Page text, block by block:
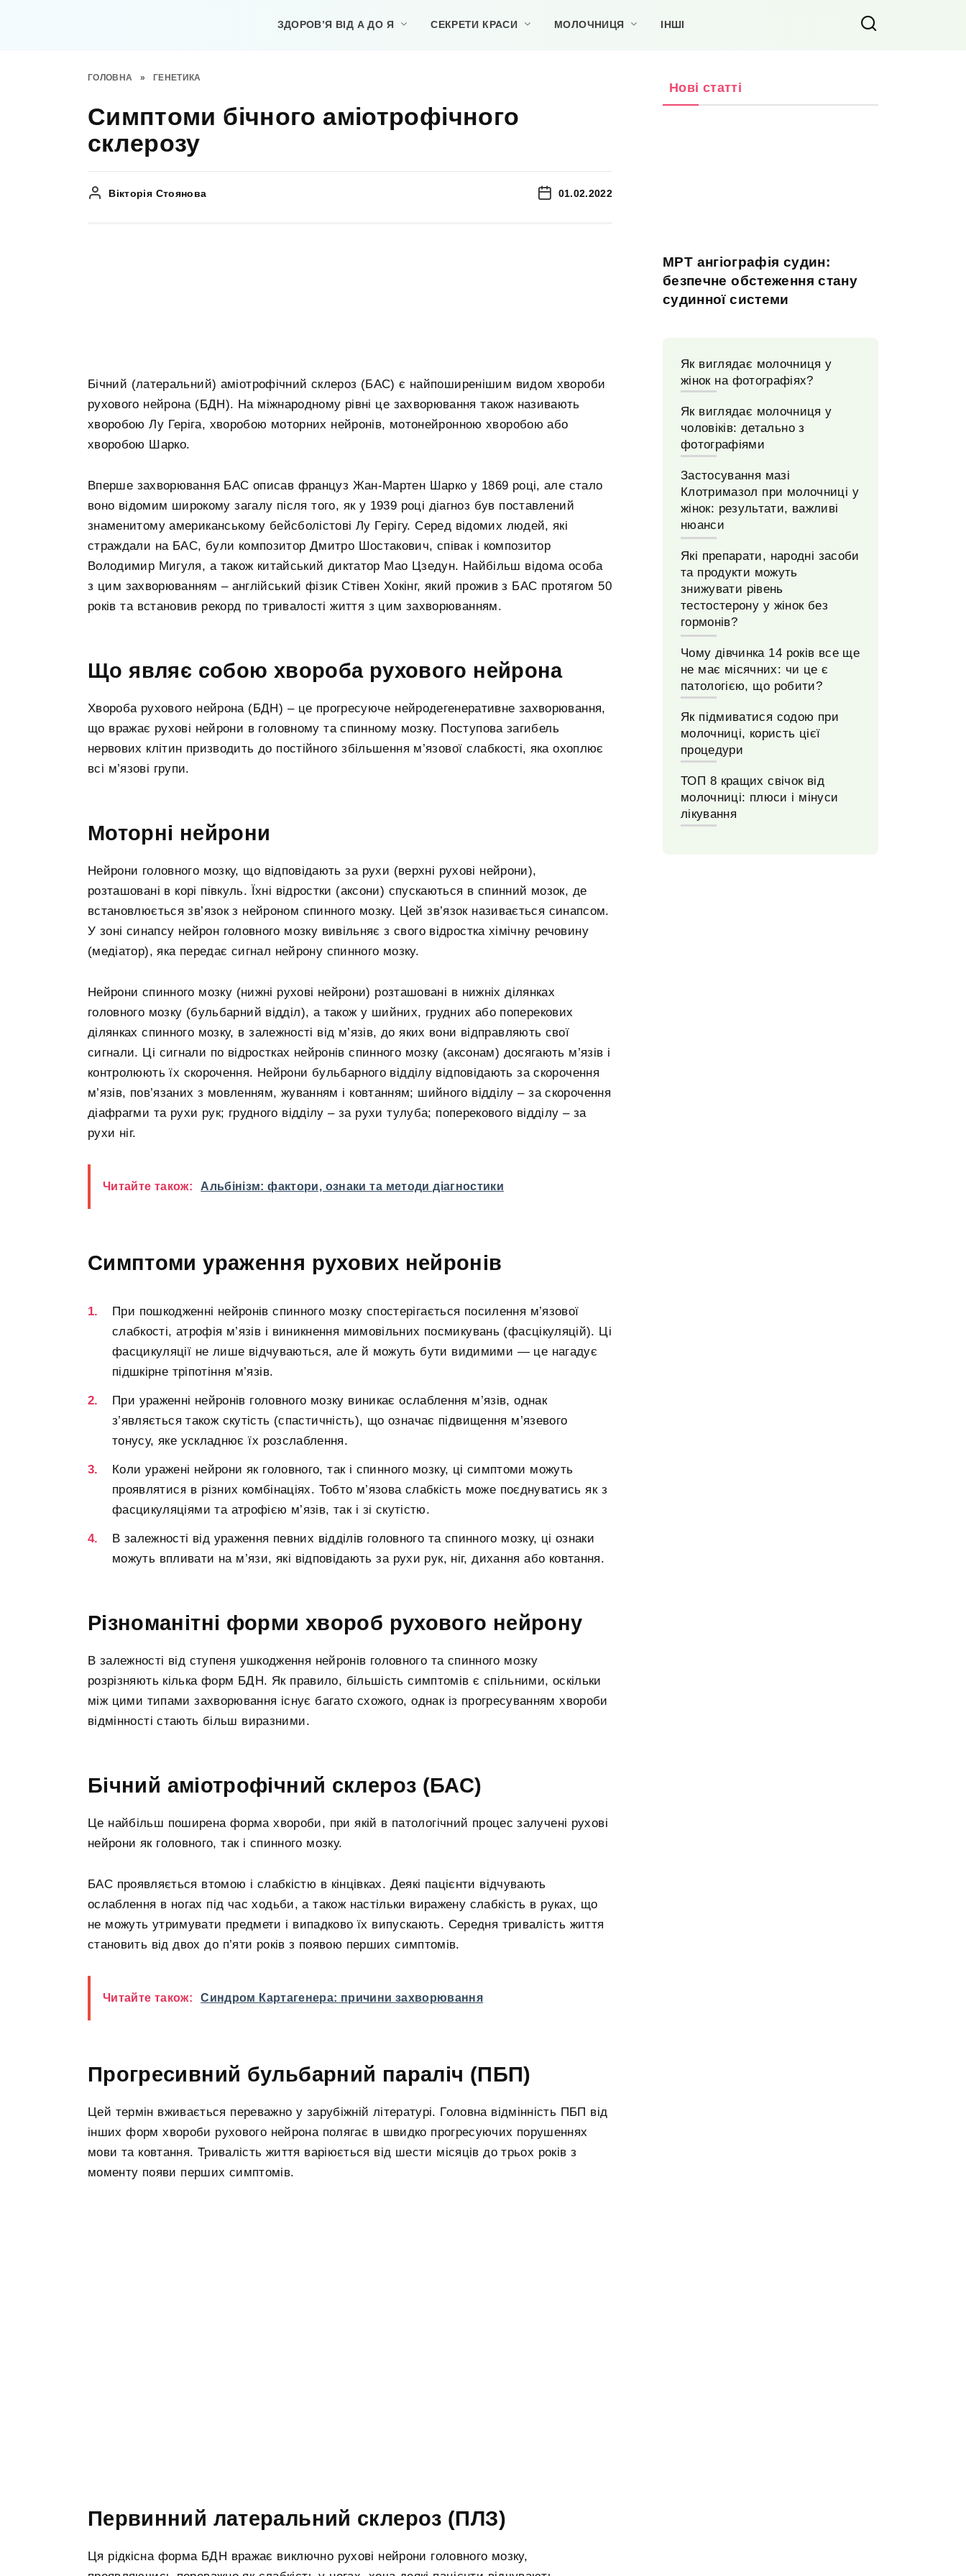
ЗДОРОВ’Я ВІД А ДО Я СЕКРЕТИ КРАСИ МОЛОЧНИЦЯ ІНШІ
ГОЛОВНА » ГЕНЕТИКА
Симптоми бічного аміотрофічного
склерозу
Вікторія Стоянова 01.02.2022
Бічний (латеральний) аміотрофічний склероз (БАС) є найпоширенішим видом хвороби
рухового нейрона (БДН). На міжнародному рівні це захворювання також називають
хворобою Лу Геріга, хворобою моторних нейронів, мотонейронною хворобою або
хворобою Шарко.
Вперше захворювання БАС описав француз Жан-Мартен Шарко у 1869 році, але стало
воно відомим широкому загалу після того, як у 1939 році діагноз був поставлений
знаменитому американському бейсболістові Лу Герігу. Серед відомих людей, які
страждали на БАС, були композитор Дмитро Шостакович, співак і композитор
Володимир Мигуля, а також китайський диктатор Мао Цзедун. Найбільш відома особа
з цим захворюванням – англійський фізик Стівен Хокінг, який прожив з БАС протягом 50
років та встановив рекорд по тривалості життя з цим захворюванням.
Що являє собою хвороба рухового нейрона
Хвороба рухового нейрона (БДН) – це прогресуюче нейродегенеративне захворювання,
що вражає рухові нейрони в головному та спинному мозку. Поступова загибель
нервових клітин призводить до постійного збільшення м’язової слабкості, яка охоплює
всі м’язові групи.
Моторні нейрони
Нейрони головного мозку, що відповідають за рухи (верхні рухові нейрони),
розташовані в корі півкуль. Їхні відростки (аксони) спускаються в спинний мозок, де
встановлюється зв’язок з нейроном спинного мозку. Цей зв’язок називається синапсом.
У зоні синапсу нейрон головного мозку вивільняє з свого відростка хімічну речовину
(медіатор), яка передає сигнал нейрону спинного мозку.
Нейрони спинного мозку (нижні рухові нейрони) розташовані в нижніх ділянках
головного мозку (бульбарний відділ), а також у шийних, грудних або поперекових
ділянках спинного мозку, в залежності від м’язів, до яких вони відправляють свої
сигнали. Ці сигнали по відростках нейронів спинного мозку (аксонам) досягають м’язів і
контролюють їх скорочення. Нейрони бульбарного відділу відповідають за скорочення
м’язів, пов’язаних з мовленням, жуванням і ковтанням; шийного відділу – за скорочення
діафрагми та рухи рук; грудного відділу – за рухи тулуба; поперекового відділу – за
рухи ніг.
Читайте також: Альбінізм: фактори, ознаки та методи діагностики
Симптоми ураження рухових нейронів
При пошкодженні нейронів спинного мозку спостерігається посилення м’язової
слабкості, атрофія м’язів і виникнення мимовільних посмикувань (фасцікуляцій). Ці
фасцикуляції не лише відчуваються, але й можуть бути видимими — це нагадує
підшкірне тріпотіння м’язів.
При ураженні нейронів головного мозку виникає ослаблення м’язів, однак
з’являється також скутість (спастичність), що означає підвищення м’язевого
тонусу, яке ускладнює їх розслаблення.
Коли уражені нейрони як головного, так і спинного мозку, ці симптоми можуть
проявлятися в різних комбінаціях. Тобто м’язова слабкість може поєднуватись як з
фасцикуляціями та атрофією м’язів, так і зі скутістю.
В залежності від ураження певних відділів головного та спинного мозку, ці ознаки
можуть впливати на м’язи, які відповідають за рухи рук, ніг, дихання або ковтання.
Різноманітні форми хвороб рухового нейрону
В залежності від ступеня ушкодження нейронів головного та спинного мозку
розрізняють кілька форм БДН. Як правило, більшість симптомів є спільними, оскільки
між цими типами захворювання існує багато схожого, однак із прогресуванням хвороби
відмінності стають більш виразними.
Бічний аміотрофічний склероз (БАС)
Це найбільш поширена форма хвороби, при якій в патологічний процес залучені рухові
нейрони як головного, так і спинного мозку.
БАС проявляється втомою і слабкістю в кінцівках. Деякі пацієнти відчувають
ослаблення в ногах під час ходьби, а також настільки виражену слабкість в руках, що
не можуть утримувати предмети і випадково їх випускають. Середня тривалість життя
становить від двох до п’яти років з появою перших симптомів.
Читайте також: Синдром Картагенера: причини захворювання
Прогресивний бульбарний параліч (ПБП)
Цей термін вживається переважно у зарубіжній літературі. Головна відмінність ПБП від
інших форм хвороби рухового нейрона полягає в швидко прогресуючих порушеннях
мови та ковтання. Тривалість життя варіюється від шести місяців до трьох років з
моменту появи перших симптомів.
Первинний латеральний склероз (ПЛЗ)
Ця рідкісна форма БДН вражає виключно рухові нейрони головного мозку,
Нові статті
МРТ ангіографія судин:
безпечне обстеження стану
судинної системи
Як виглядає молочниця у
жінок на фотографіях?
Як виглядає молочниця у
чоловіків: детально з
фотографіями
Застосування мазі
Клотримазол при молочниці у
жінок: результати, важливі
нюанси
Які препарати, народні засоби
та продукти можуть
знижувати рівень
тестостерону у жінок без
гормонів?
Чому дівчинка 14 років все ще
не має місячних: чи це є
патологією, що робити?
Як підмиватися содою при
молочниці, користь цієї
процедури
ТОП 8 кращих свічок від
молочниці: плюси і мінуси
лікування